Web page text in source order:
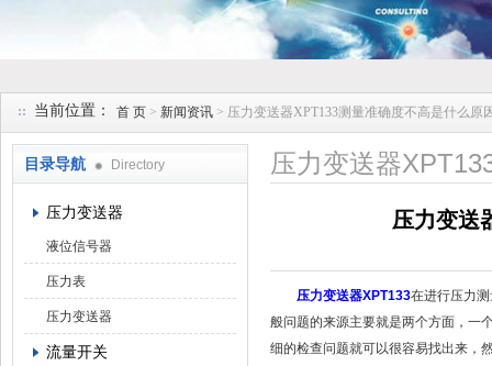
当前位置： 首 页 > 新闻资讯 > 压力变送器XPT133测量准确度不高是什么原
目录导航 Directory
压力变送器
液位信号器
压力表
压力变送器
流量开关
压力变送器
压力变送
压力变送器XPT133在进行压力
般问题的来源主要就是两个方面，一
细的检查问题就可以很容易找出来，